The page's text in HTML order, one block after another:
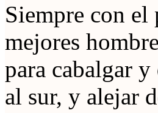
Siempre con el
mejores
para cabalgar
al sur, y alejar